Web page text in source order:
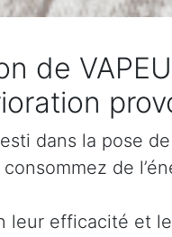
de
dans la pose
de
leur efficacité et